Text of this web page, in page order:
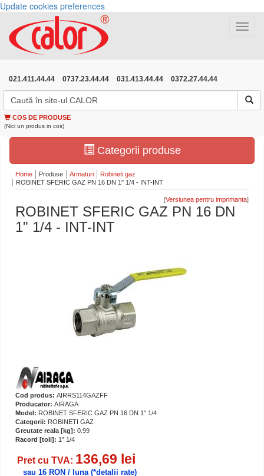
Update cookies preferences
Toggle
021.411.44.44 0737.23.44.44 031.413.44.44 0372.27.44.44
COS DE PRODUSE
(Nici un produs in cos)
Categorii produse
Home Produse Armaturi
Robineti gaz
ROBINET SFERIC GAZ PN 16 DN 1" 1/4 - INT-INT
[ ]
ROBINET SFERIC GAZ PN 16 DN
1" 1/4 - INT-INT
Cod produs: AIRRS114GAZFF
Producator: AIRAGA
Model: ROBINET SFERIC GAZ PN 16 DN 1" 1/4
Categorii: ROBINETI GAZ
Greutate reala [kg]: 0.99
Racord [toli]: 1" 1/4
Pret cu TVA: 136,69 lei
sau 16 RON / luna (*detalii rate)